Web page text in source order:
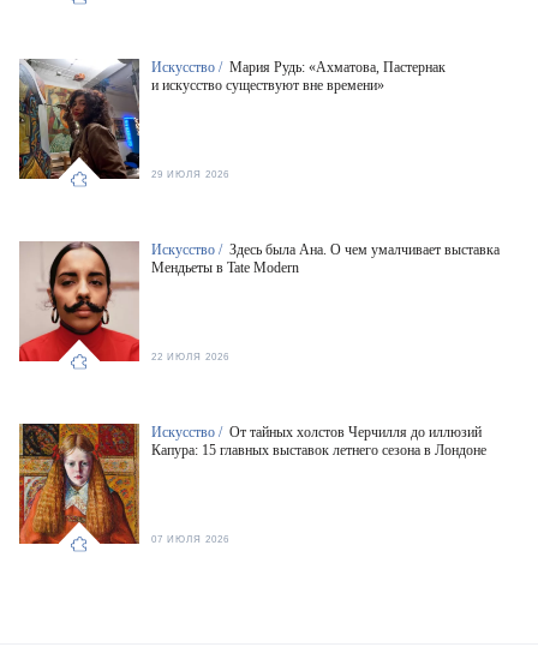
Искусство / Мария Рудь: «Ахматова, Пастернак
и искусство существуют вне времени»
29 ИЮЛЯ 2026
Искусство / Здесь была Ана. О чем умалчивает выставка
Мендьеты в Tate Modern
22 ИЮЛЯ 2026
Искусство / От тайных холстов Черчилля до иллюзий
Капура: 15 главных выставок летнего сезона в Лондоне
07 ИЮЛЯ 2026